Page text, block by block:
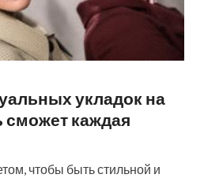
укладок на
сможет каждая
чтобы быть стильной и